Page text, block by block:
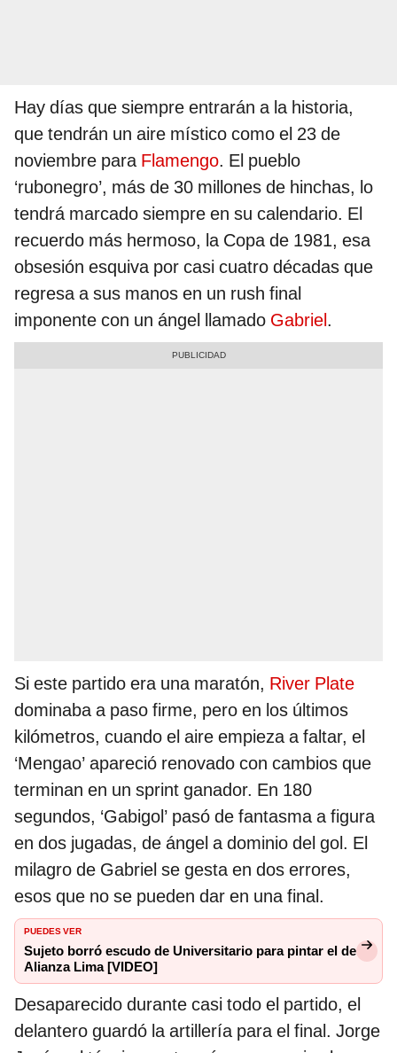
Hay días que siempre entrarán a la historia,
que tendrán un aire místico como el 23 de
noviembre para Flamengo. El pueblo
‘rubonegro’, más de 30 millones de hinchas, lo
tendrá marcado siempre en su calendario. El
recuerdo más hermoso, la Copa de 1981, esa
obsesión esquiva por casi cuatro décadas que
regresa a sus manos en un rush final
imponente con un ángel llamado Gabriel.
Si este partido era una maratón, River Plate
dominaba a paso firme, pero en los últimos
kilómetros, cuando el aire empieza a faltar, el
‘Mengao’ apareció renovado con cambios que
terminan en un sprint ganador. En 180
segundos, ‘Gabigol’ pasó de fantasma a figura
en dos jugadas, de ángel a dominio del gol. El
milagro de Gabriel se gesta en dos errores,
esos que no se pueden dar en una final.
PUEDES VER
Sujeto borró escudo de Universitario para pintar el de
Alianza Lima [VIDEO]
Desaparecido durante casi todo el partido, el
delantero guardó la artillería para el final. Jorge